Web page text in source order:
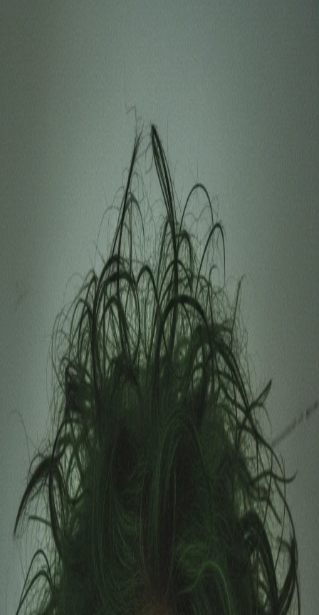
vor 11 Monaten